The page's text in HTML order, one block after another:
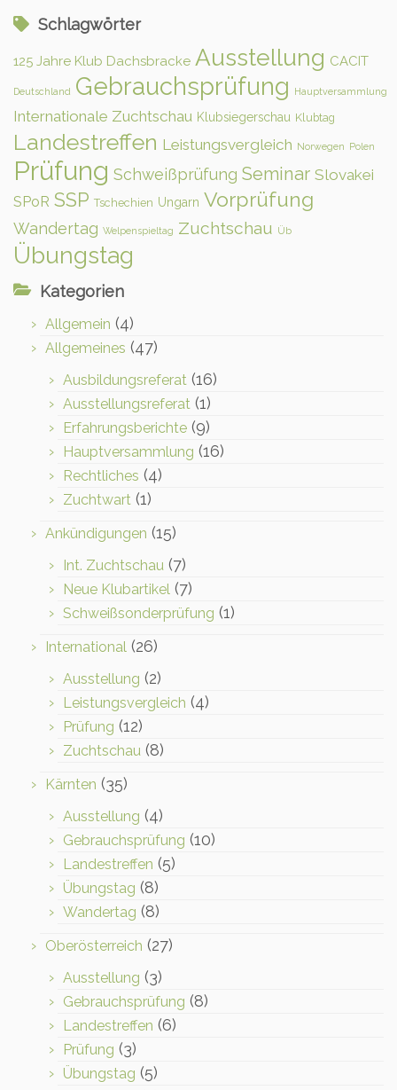
Schlagwörter
125 Jahre Klub Dachsbracke Ausstellung CACIT
Deutschland Gebrauchsprüfung Hauptversammlung
Internationale Zuchtschau Klubsiegerschau Klubtag
Landestreffen Leistungsvergleich Norwegen Polen
Prüfung Schweißprüfung Seminar Slovakei
SPoR SSP Tschechien Ungarn Vorprüfung
Wandertag Welpenspieltag Zuchtschau Üb
Übungstag
Kategorien
Allgemein (4)
Allgemeines (47)
Ausbildungsreferat (16)
Ausstellungsreferat (1)
Erfahrungsberichte (9)
Hauptversammlung (16)
Rechtliches (4)
Zuchtwart (1)
Ankündigungen (15)
Int. Zuchtschau (7)
Neue Klubartikel (7)
Schweißsonderprüfung (1)
International (26)
Ausstellung (2)
Leistungsvergleich (4)
Prüfung (12)
Zuchtschau (8)
Kärnten (35)
Ausstellung (4)
Gebrauchsprüfung (10)
Landestreffen (5)
Übungstag (8)
Wandertag (8)
Oberösterreich (27)
Ausstellung (3)
Gebrauchsprüfung (8)
Landestreffen (6)
Prüfung (3)
Übungstag (5)